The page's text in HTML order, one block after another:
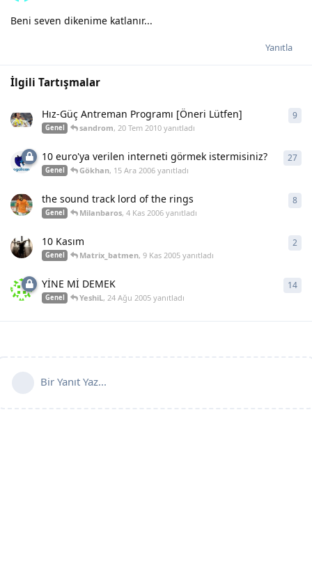
Beni seven dikenime katlanır...
Yanıtla
İlgili Tartışmalar
Hız-Güç Antreman Programı [Öneri Lütfen]
Genel sandrom,20 Tem 2010 yanıtladı
9
10 euro'ya verilen interneti görmek istermisiniz?
Genel Gökhan, 15 Ara 2006 yanıtladı
27
the sound track lord of the rings
Genel Milanbaros,4 Kas 2006 yanıtladı
8
10 Kasım
Genel Matrix_batmen,9 Kas 2005 yanıtladı
2
YİNE Mİ DEMEK
Genel YeshiL,24 Ağu 2005 yanıtladı
14
Bir Yanıt Yaz...